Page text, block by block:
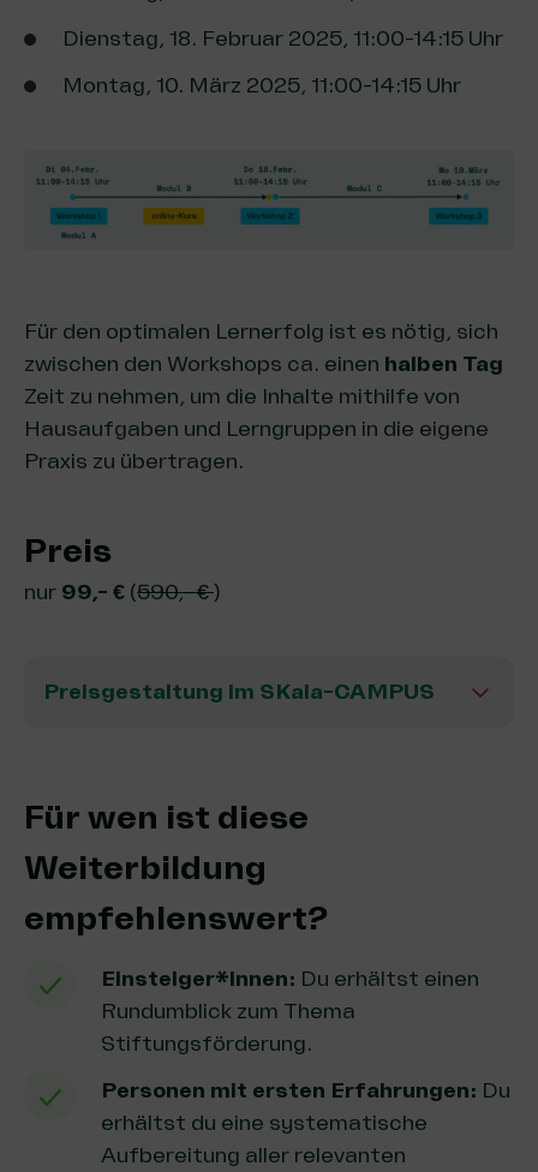
Dienstag, 18. Februar 2025, 11:00-14:15 Uhr
Montag, 10. März 2025, 11:00-14:15 Uhr
Für den optimalen Lernerfolg ist es nötig, sich
zwischen den Workshops ca. einen halben Tag
Zeit zu nehmen, um die Inhalte mithilfe von
Hausaufgaben und Lerngruppen in die eigene
Praxis zu übertragen.
Preis
nur 99,- € (590,- €)
Preisgestaltung im SKala-CAMPUS
Für wen ist diese
Weiterbildung
empfehlenswert?
Einsteiger*innen: Du erhältst einen
Rundumblick zum Thema
Stiftungsförderung.
Personen mit ersten Erfahrungen: Du
erhältst du eine systematische
Aufbereitung aller relevanten